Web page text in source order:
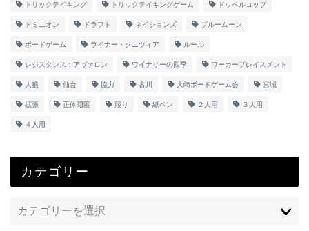
トリックテイキング トリックテイキングゲーム ドッペルコップ
ドミニオン ドラフト ネイションズ ブルームーン
ボードゲーム ライナー・クニツィア ルール
レジスタンス：アヴァロン ワイナリーの四季 ワーカープレイスメント
人狼 仙台 協力 古川 大崎ボードゲーム会 宮城
拡張 正体隠匿 競り 紙ペン ２人用 ３人用
４人用
カテゴリー